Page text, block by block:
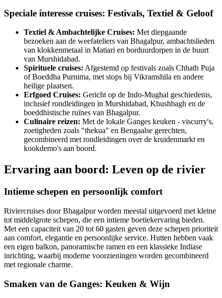
Speciale interesse cruises: Festivals, Textiel & Geloof
Textiel & Ambachtelijke Cruises: Met diepgaande
bezoeken aan de weefateliers van Bhagalpur, ambachtslieden
van klokkenmetaal in Matiari en borduurdorpen in de buurt
van Murshidabad.
Spirituele cruises: Afgestemd op festivals zoals Chhath Puja
of Boeddha Purnima, met stops bij Vikramshila en andere
heilige plaatsen.
Erfgoed Cruises: Gericht op de Indo-Mughal geschiedenis,
inclusief rondleidingen in Murshidabad, Khushbagh en de
boeddhistische ruïnes van Bhagalpur.
Culinaire reizen: Met de lokale Ganges keuken - viscurry's,
zoetigheden zoals "thekua" en Bengaalse gerechten,
gecombineerd met rondleidingen over de kruidenmarkt en
kookdemo's aan boord.
Ervaring aan boord: Leven op de rivier
Intieme schepen en persoonlijk comfort
Riviercruises door Bhagalpur worden meestal uitgevoerd met kleine
tot middelgrote schepen, die een intieme boetiekervaring bieden.
Met een capaciteit van 20 tot 60 gasten geven deze schepen prioriteit
aan comfort, elegantie en persoonlijke service. Hutten hebben vaak
een eigen balkon, panoramische ramen en een klassieke Indiase
inrichting, waarbij moderne voorzieningen worden gecombineerd
met regionale charme.
Smaken van de Ganges: Keuken & Wijn